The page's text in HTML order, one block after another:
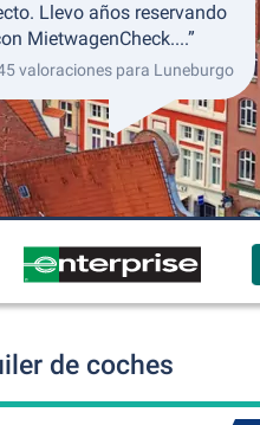
Llevo años reservando
MietwagenCheck....”
valoraciones para Luneburgo
de coches